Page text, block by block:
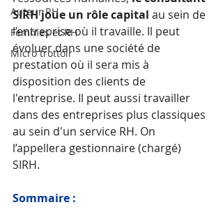
Auteur RH
Femmes et RH
Micro trottoir
SIRH joue un rôle capital au sein de
l’entreprise où il travaille. Il peut
évoluer dans une société de
prestation où il sera mis à
disposition des clients de
l'entreprise. Il peut aussi travailler
dans des entreprises plus classiques
au sein d'un service RH. On
l’appellera gestionnaire (chargé)
SIRH.
Sommaire :